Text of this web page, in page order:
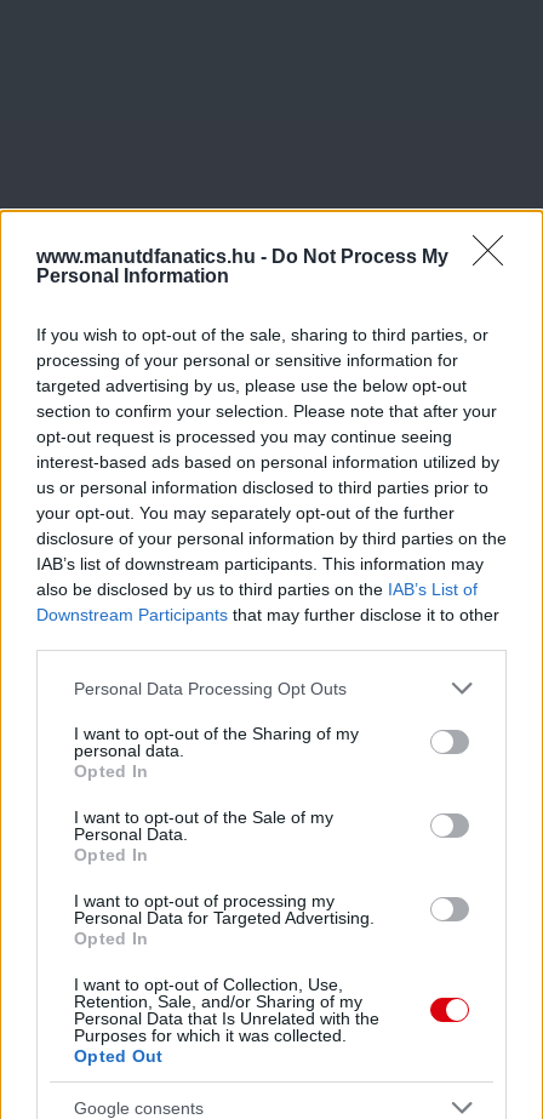
www.manutdfanatics.hu - Do Not Process My
Personal Information
If you wish to opt-out of the sale, sharing to third parties, or
processing of your personal or sensitive information for
targeted advertising by us, please use the below opt-out
section to confirm your selection. Please note that after your
opt-out request is processed you may continue seeing
interest-based ads based on personal information utilized by
us or personal information disclosed to third parties prior to
your opt-out. You may separately opt-out of the further
disclosure of your personal information by third parties on the
IAB’s list of downstream participants. This information may
also be disclosed by us to third parties on the IAB’s List of
Downstream Participants that may further disclose it to other
Please note that this website/app uses one or more Google
not limited to your visit or usage behaviour. You may click to
grant or deny consent to Google and its third-party tags to
use your data for below specified purposes in below Google
consent section.
Personal Data Processing Opt Outs
I want to opt-out of the Sharing of my
personal data.
Opted In
I want to opt-out of the Sale of my
Personal Data.
Opted In
I want to opt-out of processing my
Personal Data for Targeted Advertising.
Opted In
I want to opt-out of Collection, Use,
Retention, Sale, and/or Sharing of my
Personal Data that Is Unrelated with the
Purposes for which it was collected.
Opted Out
Google consents
Meccs Center
Leeds UnitedvsManchester
United
2026-08-12 20:30
3 nap 5 óra 29 perc 37 másodperc
AC Milan Manchester United2026-08-15 18:00
ELŐZŐ MÉRKŐZÉSEK
Támogatás
Támogasd adományoddal
a ManUtdFanatics.hu működését!